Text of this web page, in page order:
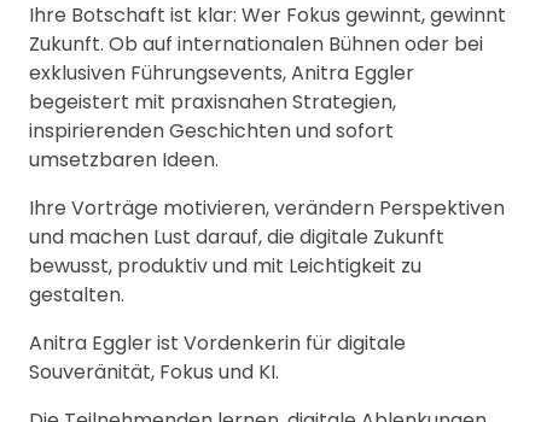
Ihre Botschaft ist klar: Wer Fokus gewinnt, gewinnt
Zukunft. Ob auf internationalen Bühnen oder bei
exklusiven Führungsevents, Anitra Eggler
begeistert mit praxisnahen Strategien,
inspirierenden Geschichten und sofort
umsetzbaren Ideen.
Ihre Vorträge motivieren, verändern Perspektiven
und machen Lust darauf, die digitale Zukunft
bewusst, produktiv und mit Leichtigkeit zu
gestalten.
Anitra Eggler ist Vordenkerin für digitale
Souveränität, Fokus und KI.